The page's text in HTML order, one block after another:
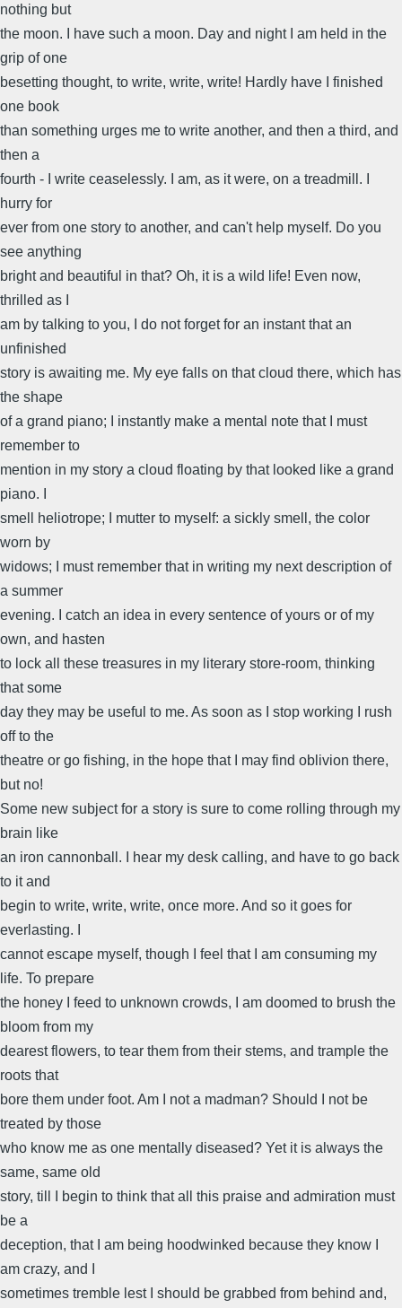
nothing but
the moon. I have such a moon. Day and night I am held in the
grip of one
besetting thought, to write, write, write! Hardly have I finished
one book
than something urges me to write another, and then a third, and
then a
fourth - I write ceaselessly. I am, as it were, on a treadmill. I
hurry for
ever from one story to another, and can't help myself. Do you
see anything
bright and beautiful in that? Oh, it is a wild life! Even now,
thrilled as I
am by talking to you, I do not forget for an instant that an
unfinished
story is awaiting me. My eye falls on that cloud there, which has
the shape
of a grand piano; I instantly make a mental note that I must
remember to
mention in my story a cloud floating by that looked like a grand
piano. I
smell heliotrope; I mutter to myself: a sickly smell, the color
worn by
widows; I must remember that in writing my next description of
a summer
evening. I catch an idea in every sentence of yours or of my
own, and hasten
to lock all these treasures in my literary store-room, thinking
that some
day they may be useful to me. As soon as I stop working I rush
off to the
theatre or go fishing, in the hope that I may find oblivion there,
but no!
Some new subject for a story is sure to come rolling through my
brain like
an iron cannonball. I hear my desk calling, and have to go back
to it and
begin to write, write, write, once more. And so it goes for
everlasting. I
cannot escape myself, though I feel that I am consuming my
life. To prepare
the honey I feed to unknown crowds, I am doomed to brush the
bloom from my
dearest flowers, to tear them from their stems, and trample the
roots that
bore them under foot. Am I not a madman? Should I not be
treated by those
who know me as one mentally diseased? Yet it is always the
same, same old
story, till I begin to think that all this praise and admiration must
be a
deception, that I am being hoodwinked because they know I
am crazy, and I
sometimes tremble lest I should be grabbed from behind and,